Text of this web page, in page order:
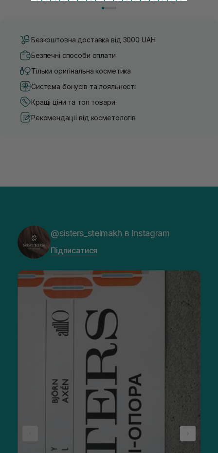
Безкоштовна доставка від 3000 UAH
Безпечні способи оплати
Тільки оригінальна косметика
Система бонусів та лояльності
Кращі ціни та топ товари
Рекомендації від косметологів
@sisters_stelmakh в Instagram
Підписатися